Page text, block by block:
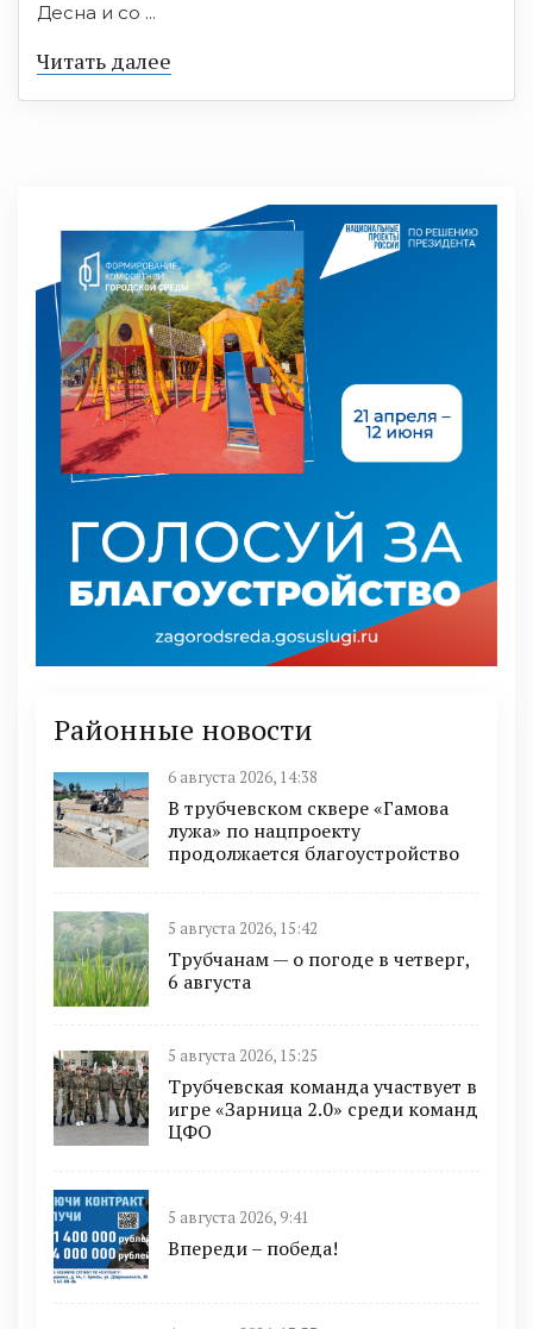
Десна и со ...
Читать далее
Районные новости
6 августа 2026, 14:38
В трубчевском сквере «Гамова
лужа» по нацпроекту
продолжается благоустройство
5 августа 2026, 15:42
Трубчанам — о погоде в четверг,
6 августа
5 августа 2026, 15:25
Трубчевская команда участвует в
игре «Зарница 2.0» среди команд
ЦФО
5 августа 2026, 9:41
Впереди – победа!